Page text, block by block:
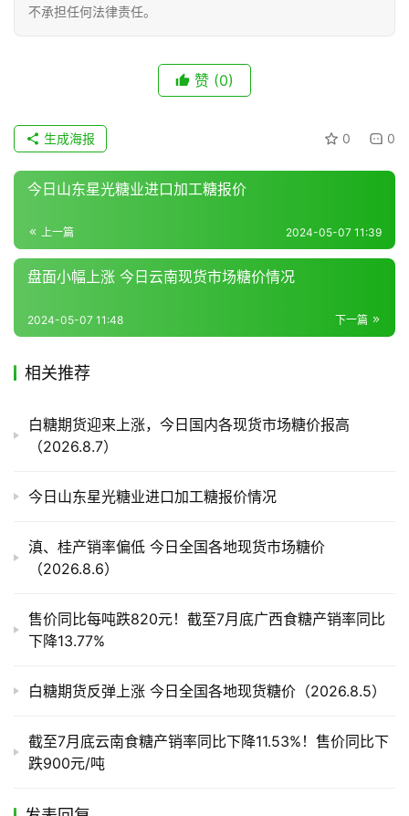
专
地
频
产
产
销
不承担任何法律责任。
赞 (0)
0 0
生成海报
今日山东星光糖业进口加工糖报价
上一篇 2024-05-07 11:39
盘面小幅上涨 今日云南现货市场糖价情况
下一篇
2024-05-07 11:48
相关推荐
白糖期货迎来上涨，今日国内各现货市场糖价报高
（2026.8.7）
今日山东星光糖业进口加工糖报价情况
滇、桂产销率偏低 今日全国各地现货市场糖价
（2026.8.6）
售价同比每吨跌820元！截至7月底广西食糖产销率同比
下降13.77%
白糖期货反弹上涨 今日全国各地现货糖价（2026.8.5）
截至7月底云南食糖产销率同比下降11.53%！售价同比下
跌900元/吨